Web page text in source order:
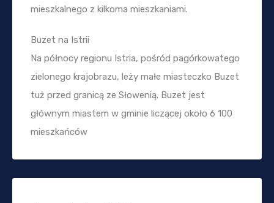
mieszkalnego z kilkoma mieszkaniami.
Buzet na Istrii
Na północy regionu Istria, pośród pagórkowatego
zielonego krajobrazu, leży małe miasteczko Buzet
tuż przed granicą ze Słowenią. Buzet jest
głównym miastem w gminie liczącej około 6 100
mieszkańców